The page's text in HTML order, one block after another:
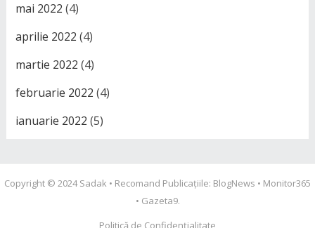
mai 2022 (4)
aprilie 2022 (4)
martie 2022 (4)
februarie 2022 (4)
ianuarie 2022 (5)
Copyright © 2024Sadak • Recomand Publicațiile: BlogNews • Monitor365
• Gazeta9.
Politică de Confidențialitate